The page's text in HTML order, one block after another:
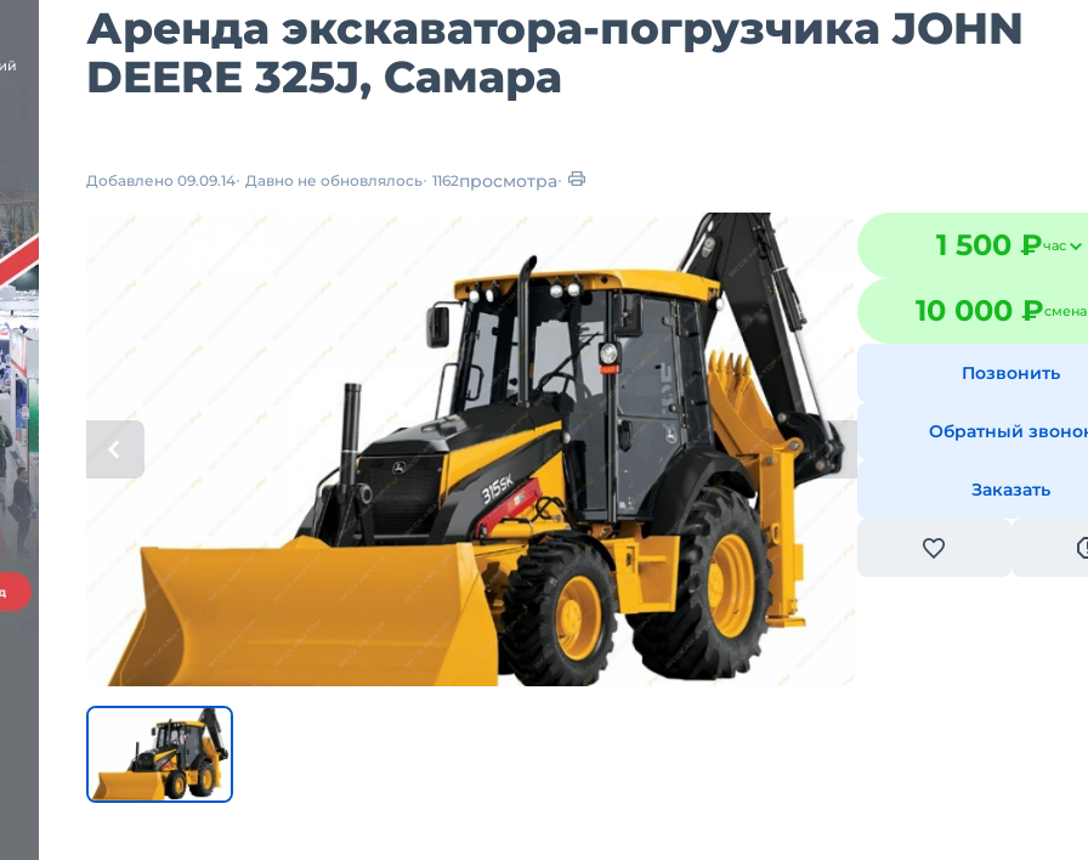
Аренда экскаватора-погрузчика JOHN
DEERE 325J, Самара
Добавлено 09.09.14 Давно не обновлялось 1162просмотра
1 500 ₽час
10 000 ₽смена
Позвонить
Обратный
Заказать